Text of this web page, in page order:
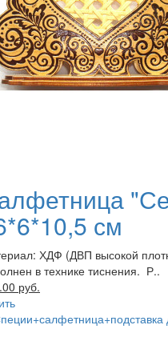
см
ХДФ (ДВП высокой
в технике тиснения. Р..
руб.